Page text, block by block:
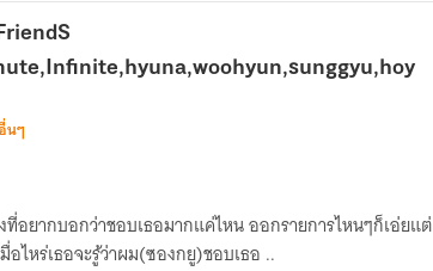
นๆ
ที่อยากบอกว่าชอบเธอมากแค่ไหน ออกรายการไหนๆก็เอ่ยแต่
ไหร่เธอจะรู้ว่าผม(ซองกยู)ชอบเธอ ..